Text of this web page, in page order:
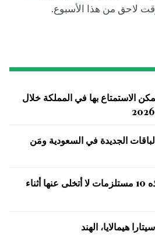
لاحق من هذا الأسبوع.
الاستمتاع بها في المملكة خلال
الجديدة في السعودية ومَن
أنا صيدلانية وهذه 10 مستلزمات لا أتخلى عنها أثناء
هيمالايا، الهند